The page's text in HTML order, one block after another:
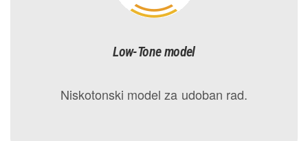
Low-Tone model
Niskotonski model za udoban rad.